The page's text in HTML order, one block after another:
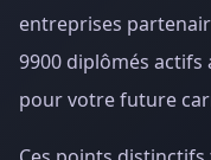
entreprises
9900 diplômés
pour votre future